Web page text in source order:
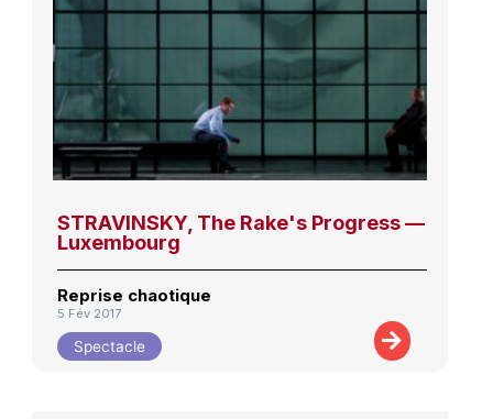
STRAVINSKY, The Rake's Progress —
Luxembourg
Reprise chaotique
5 Fév 2017
Spectacle